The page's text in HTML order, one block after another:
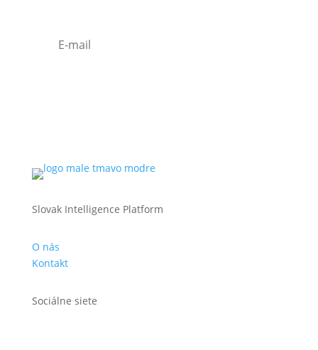
Slovak Intelligence Platform
O nás
Kontakt
Sociálne siete